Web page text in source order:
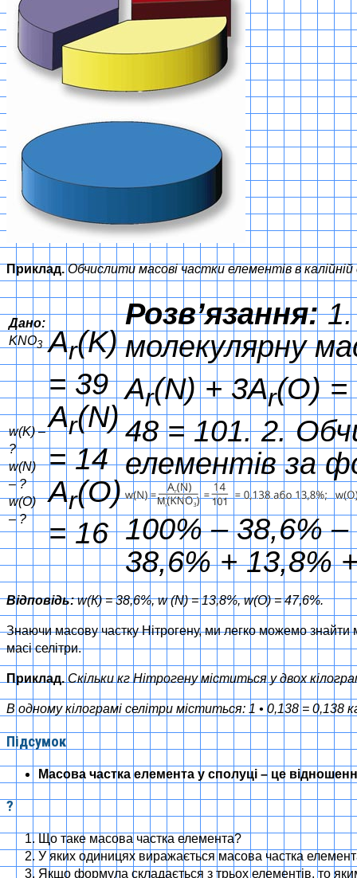
Приклад. Обчислити масові частки елементів в калійній
Дано:
KNO3 Ar(K)
= 39
Ar(N)
= 14
Ar(O)
= 16
Розв’язання:
молекулярну
Ar(N) + 3Ar(O) =
48 = 101.2.
елементів за
100% – 38,6%
38,6% + 13,8%
w(K) –
?
w(N)
– ?
w(O)
– ?
Відповідь:w(К) = 38,6%, w (N) = 13,8%, w(О) = 47,6%.
Знаючи масову частку Нітрогену, ми легко можемо знайти
масі селітри.
Приклад. Скільки кг Нітрогену міститься у двох
В одному кілограмі селітри міститься: 1 • 0,138 = 0,138
Підсумок
Масова частка елемента у сполуці – це
?
Що таке масова частка елемента?
У яких одиницях виражається масова частка
Якщо формула складається з трьох елементів, то